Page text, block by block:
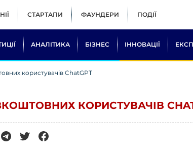
СТАРТАПИ ФАУНДЕРИ ПОДІЇ
АНАЛІТИКА БІЗНЕС ІННОВАЦІЇ
користувачів ChatGPT
КОРИСТУВАЧІВ